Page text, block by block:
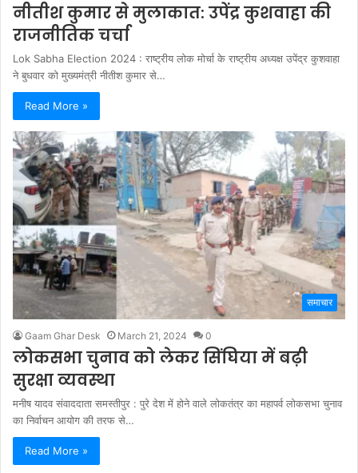
नीतीश कुमार से मुलाकात: उपेंद्र कुशवाहा की
राजनीतिक चर्चा
Lok Sabha Election 2024 : राष्ट्रीय लोक मोर्चा के राष्ट्रीय अध्यक्ष उपेंद्र कुशवाहा
ने बुधवार को मुख्यमंत्री नीतीश कुमार से…
Read More »
समाचार
Gaam Ghar Desk March 21, 2024 0
लोकसभा चुनाव को लेकर सिंघिया में बढ़ी
सुरक्षा व्यवस्था
मनीष यादव संवाददाता समस्तीपुर : पुरे देश में होने वाले लोकतंत्र का महापर्व लोकसभा चुनाव
का निर्वाचन आयोग की तरफ से…
Read More »